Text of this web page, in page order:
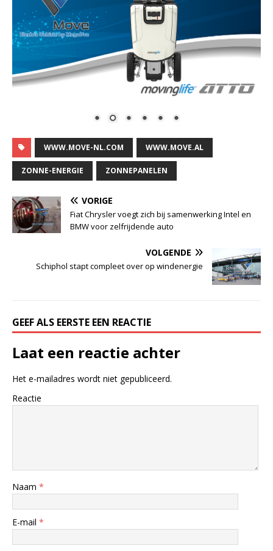
WWW.MOVE-NL.COM WWW.MOVE.AL
ZONNE-ENERGIE ZONNEPANELEN
VORIGE
Fiat Chrysler voegt zich bij samenwerking Intel en
BMW voor zelfrijdende auto
VOLGENDE
Schiphol stapt compleet over op windenergie
GEEF ALS EERSTE EEN REACTIE
Laat een reactie achter
Het e-mailadres wordt niet gepubliceerd.
Reactie
Naam *
E-mail *